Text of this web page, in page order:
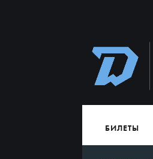
БИЛЕТЫ